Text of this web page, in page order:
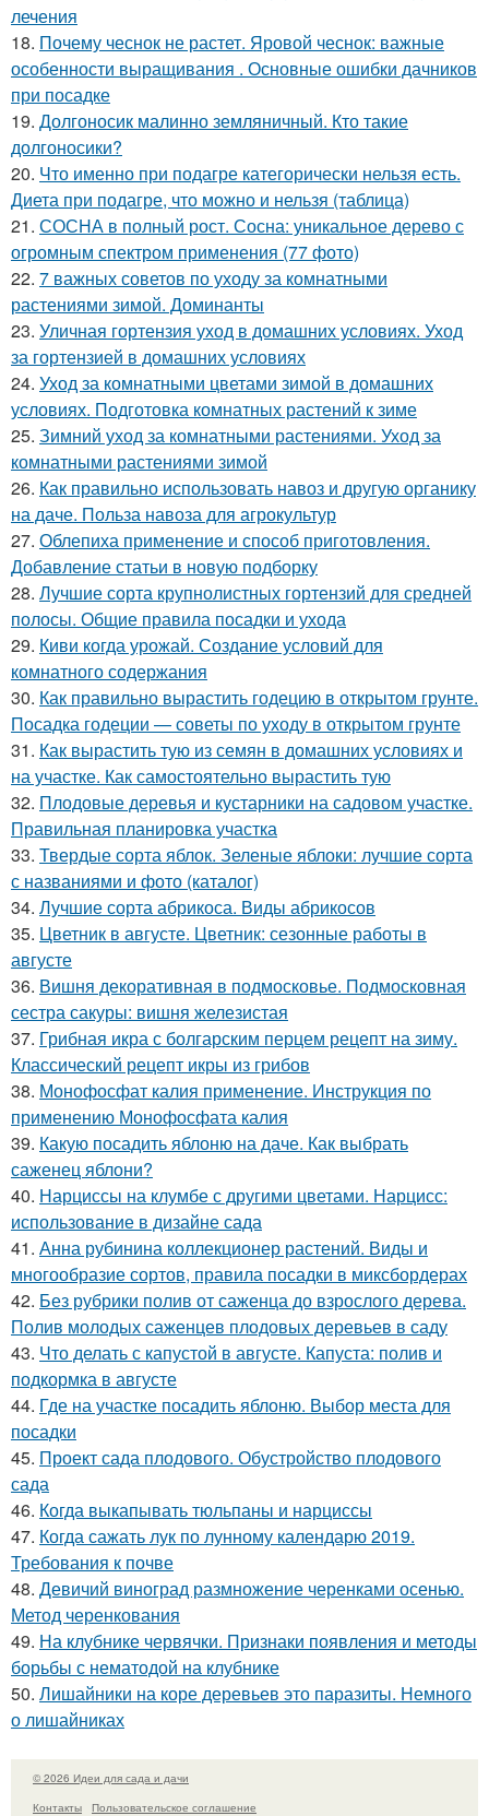
лечения
18. Почему чеснок не растет. Яровой чеснок: важные
особенности выращивания . Основные ошибки дачников
при посадке
19. Долгоносик малинно земляничный. Кто такие
долгоносики?
20. Что именно при подагре категорически нельзя есть.
Диета при подагре, что можно и нельзя (таблица)
21. СОСНА в полный рост. Сосна: уникальное дерево с
огромным спектром применения (77 фото)
22. 7 важных советов по уходу за комнатными
растениями зимой. Доминанты
23. Уличная гортензия уход в домашних условиях. Уход
за гортензией в домашних условиях
24. Уход за комнатными цветами зимой в домашних
условиях. Подготовка комнатных растений к зиме
25. Зимний уход за комнатными растениями. Уход за
комнатными растениями зимой
26. Как правильно использовать навоз и другую органику
на даче. Польза навоза для агрокультур
27. Облепиха применение и способ приготовления.
Добавление статьи в новую подборку
28. Лучшие сорта крупнолистных гортензий для средней
полосы. Общие правила посадки и ухода
29. Киви когда урожай. Создание условий для
комнатного содержания
30. Как правильно вырастить годецию в открытом грунте.
Посадка годеции — советы по уходу в открытом грунте
31. Как вырастить тую из семян в домашних условиях и
на участке. Как самостоятельно вырастить тую
32. Плодовые деревья и кустарники на садовом участке.
Правильная планировка участка
33. Твердые сорта яблок. Зеленые яблоки: лучшие сорта
с названиями и фото (каталог)
34. Лучшие сорта абрикоса. Виды абрикосов
35. Цветник в августе. Цветник: сезонные работы в
августе
36. Вишня декоративная в подмосковье. Подмосковная
сестра сакуры: вишня железистая
37. Грибная икра с болгарским перцем рецепт на зиму.
Классический рецепт икры из грибов
38. Монофосфат калия применение. Инструкция по
применению Монофосфата калия
39. Какую посадить яблоню на даче. Как выбрать
саженец яблони?
40. Нарциссы на клумбе с другими цветами. Нарцисс:
использование в дизайне сада
41. Анна рубинина коллекционер растений. Виды и
многообразие сортов, правила посадки в миксбордерах
42. Без рубрики полив от саженца до взрослого дерева.
Полив молодых саженцев плодовых деревьев в саду
43. Что делать с капустой в августе. Капуста: полив и
подкормка в августе
44. Где на участке посадить яблоню. Выбор места для
посадки
45. Проект сада плодового. Обустройство плодового
сада
46. Когда выкапывать тюльпаны и нарциссы
47. Когда сажать лук по лунному календарю 2019.
Требования к почве
48. Девичий виноград размножение черенками осенью.
Метод черенкования
49. На клубнике червячки. Признаки появления и методы
борьбы с нематодой на клубнике
50. Лишайники на коре деревьев это паразиты. Немного
о лишайниках
© 2026 Идеи для сада и дачи
Контакты
Пользовательское соглашение